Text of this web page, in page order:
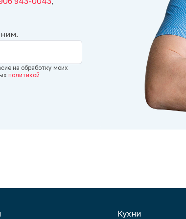
С уважением, мебельная компания
на обработку моих
политикой
Кухни